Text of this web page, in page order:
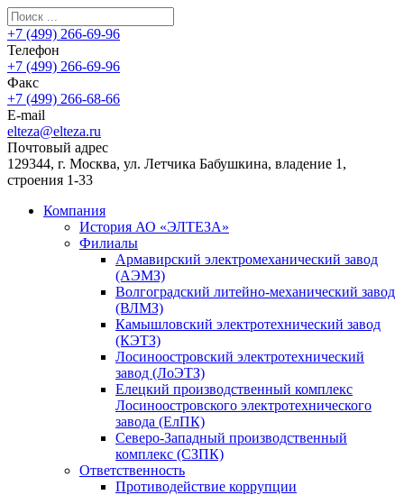
+7 (499) 266-69-96
Телефон
+7 (499) 266-69-96
Факс
+7 (499) 266-68-66
E-mail
elteza@elteza.ru
Почтовый адрес
129344, г. Москва, ул. Летчика Бабушкина, владение 1,
строения 1-33
Компания
История АО «ЭЛТЕЗА»
Филиалы
Армавирский электромеханический завод
(АЭМЗ)
Волгоградский литейно-механический завод
(ВЛМЗ)
Камышловский электротехнический завод
(КЭТЗ)
Лосиноостровский электротехнический
завод (ЛоЭТЗ)
Елецкий производственный комплекс
Лосиноостровского электротехнического
завода (ЕлПК)
Северо-Западный производственный
комплекс (СЗПК)
Ответственность
Противодействие коррупции